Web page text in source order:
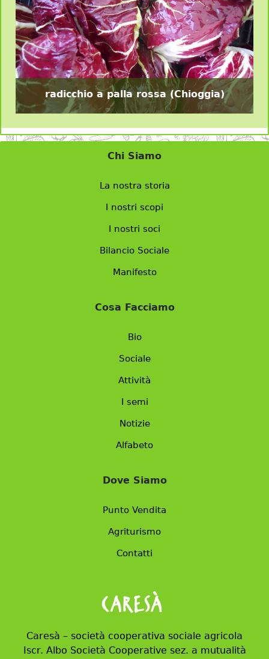
radicchio a palla rossa (Chioggia)
Chi Siamo
La nostra storia
I nostri scopi
I nostri soci
Bilancio Sociale
Manifesto
Cosa Facciamo
Bio
Sociale
Attività
I semi
Notizie
Alfabeto
Dove Siamo
Punto Vendita
Agriturismo
Contatti
Caresà – società cooperativa sociale agricola
Iscr. Albo Società Cooperative sez. a mutualità